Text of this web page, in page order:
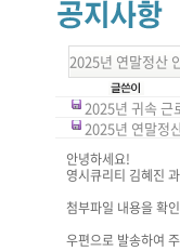
2025년 연말정산
2025년 귀속
2025년 연말정
안녕하세요!
영시큐리티 김혜진
첨부파일 내용을 확
우편으로 발송하여